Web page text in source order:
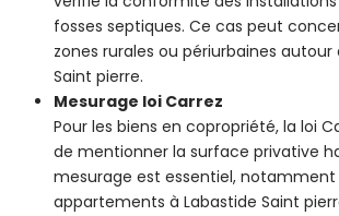
fosses septiques. Ce cas peut
zones rurales ou périurbaines autour
Saint pierre.
Mesurage loi Carrez
Pour les biens en copropriété, la loi
de mentionner la surface privative
mesurage est essentiel, notamment
appartements à Labastide Saint